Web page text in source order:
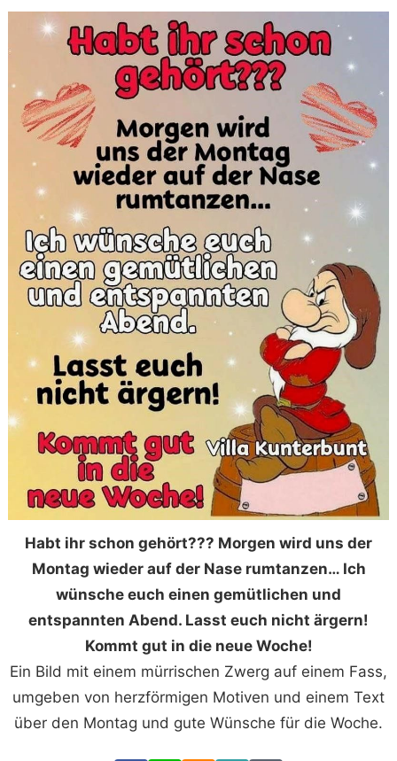
Habt ihr schon gehört??? Morgen wird uns der
Montag wieder auf der Nase rumtanzen… Ich
wünsche euch einen gemütlichen und
entspannten Abend. Lasst euch nicht ärgern!
Kommt gut in die neue Woche!
Ein Bild mit einem mürrischen Zwerg auf einem Fass,
umgeben von herzförmigen Motiven und einem Text
über den Montag und gute Wünsche für die Woche.